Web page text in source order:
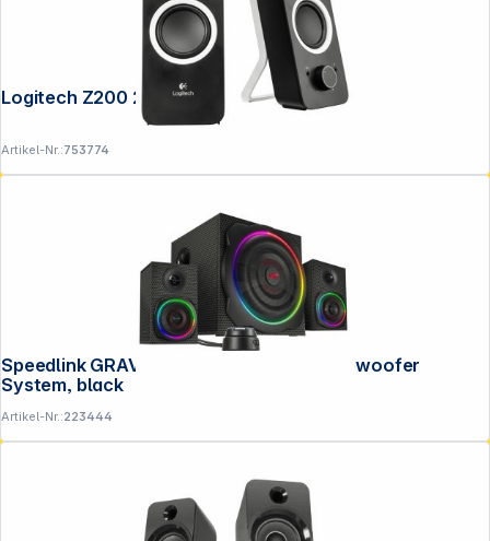
Logitech Z200 2.0 Midnight Black
Artikel-Nr.:753774
Speedlink GRAVITY CARBON RGB 2.1 Subwoofer
System, black
Artikel-Nr.:223444